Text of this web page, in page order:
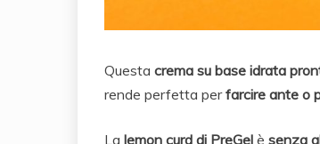
Questa crema su base idrata
rende perfetta perfarcire ante o
La lemon curd di PreGel è senza